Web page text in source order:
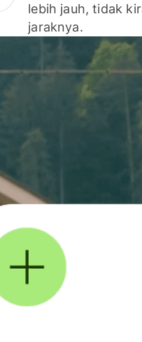
lebih jauh, tidak
jaraknya.